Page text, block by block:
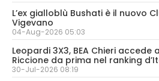
L’ex gialloblù Bushati è il nuovo
Vigevano
04-Aug-2026 05:03
Leopardi 3X3, BEA Chieri
Riccione da prima nel ranking
30-Jul-2026 08:19